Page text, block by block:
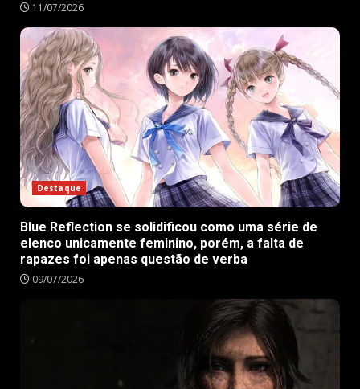
11/07/2026
Destaque
Blue Reflection se solidificou como uma série de
elenco unicamente feminino, porém, a falta de
rapazes foi apenas questão de verba
09/07/2026